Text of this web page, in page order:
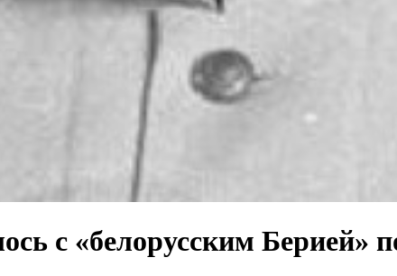
с «белорусским Берией»